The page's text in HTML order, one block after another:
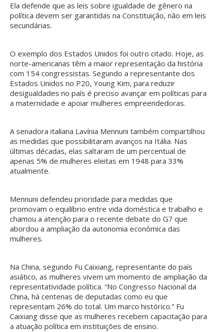
Ela defende que as leis sobre igualdade de gênero na
política devem ser garantidas na Constituição, não em leis
secundárias.
O exemplo dos Estados Unidos foi outro citado. Hoje, as
norte-americanas têm a maior representação da história
com 154 congressistas. Segundo a representante dos
Estados Unidos no P20, Young Kim, para reduzir
desigualdades no país é preciso avançar em políticas para
a maternidade e apoiar mulheres empreendedoras.
A senadora italiana Lavínia Mennuni também compartilhou
as medidas que possibilitaram avanços na Itália. Nas
últimas décadas, elas saltaram de um percentual de
apenas 5% de mulheres eleitas em 1948 para 33%
atualmente.
Mennuni defendeu prioridade para medidas que
promovam o equilíbrio entre vida doméstica e trabalho e
chamou a atenção para o recente debate do G7 que
abordou a ampliação da autonomia econômica das
mulheres.
Na China, segundo Fu Caixiang, representante do país
asiático, as mulheres vivem um momento de ampliação da
representatividade política. “No Congresso Nacional da
China, há centenas de deputadas como eu que
representam 26% do total. Um marco histórico.” Fu
Caixiang disse que as mulheres recebem capacitação para
a atuação política em instituições de ensino.